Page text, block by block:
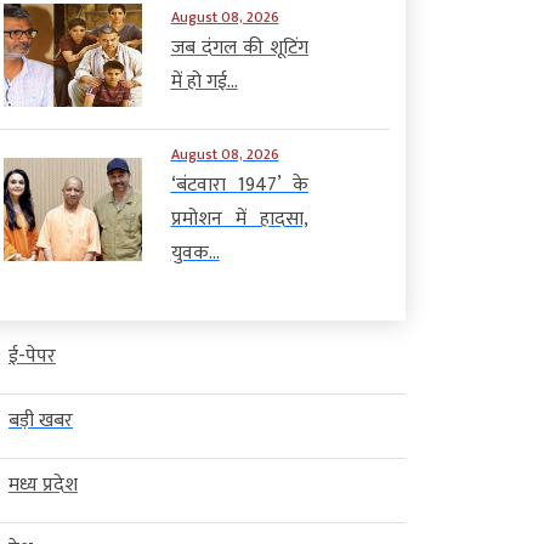
August 08, 2026
जब दंगल की शूटिंग
में हो गई...
August 08, 2026
‘बंटवारा 1947’ के
प्रमोशन में हादसा,
युवक...
ई-पेपर
बड़ी खबर
मध्य प्रदेश